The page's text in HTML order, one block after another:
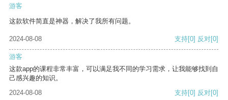
游客
这款软件简直是神器，解决了我所有问题。
2024-08-08 支持[0] 反对[0]
游客
这款app的课程非常丰富，可以满足我不同的学习需求，让我能够找到自
己感兴趣的知识。
2024-08-08
支持[0] 反对[0]